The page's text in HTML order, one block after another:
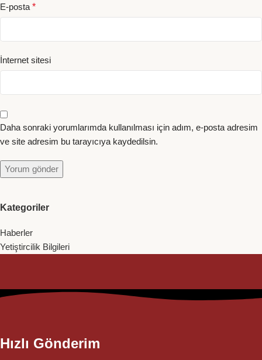
E-posta *
İnternet sitesi
Daha sonraki yorumlarımda kullanılması için adım, e-posta adresim
ve site adresim bu tarayıcıya kaydedilsin.
Kategoriler
Haberler
Yetiştircilik Bilgileri
Hızlı Gönderim